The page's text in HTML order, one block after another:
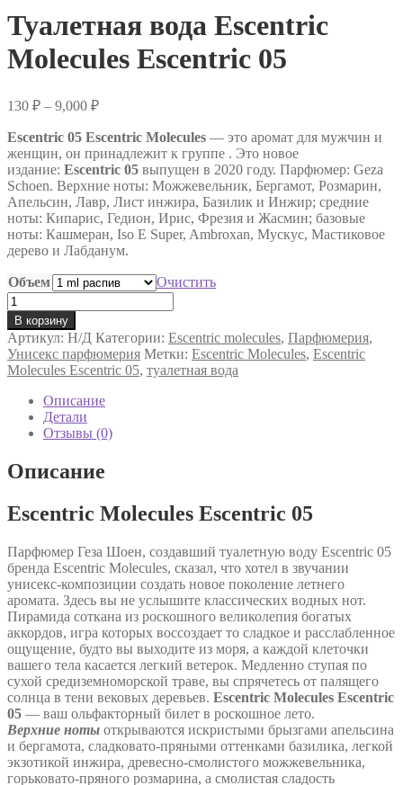
Туалетная вода Escentric
Molecules Escentric 05
130 ₽ – 9,000 ₽Диапазон
130 ₽
–
9,000 ₽
Escentric 05 Escentric Molecules — это аромат для мужчин и
женщин, он принадлежит к группе . Это новое
издание: Escentric 05 выпущен в 2020 году. Парфюмер: Geza
Schoen. Верхние ноты: Можжевельник, Бергамот, Розмарин,
Апельсин, Лавр, Лист инжира, Базилик и Инжир; средние
ноты: Кипарис, Гедион, Ирис, Фрезия и Жасмин; базовые
ноты: Кашмеран, Iso E Super, Ambroxan, Мускус, Мастиковое
дерево и Лабданум.
Объем
Очистить
Количество
товара
Туалетная
вода
Escentric
Molecules
Escentric
В корзину
Артикул: Н/Д Категории: Escentric molecules, Парфюмерия,
Унисекс парфюмерия Метки: Escentric Molecules, Escentric
Molecules Escentric 05, туалетная вода
Описание
Детали
Отзывы (0)
Описание
Escentric Molecules Escentric 05
Парфюмер Геза Шоен, создавший туалетную воду Escentric 05
бренда Escentric Molecules, сказал, что хотел в звучании
унисекс-композиции создать новое поколение летнего
аромата. Здесь вы не услышите классических водных нот.
Пирамида соткана из роскошного великолепия богатых
аккордов, игра которых воссоздает то сладкое и расслабленное
ощущение, будто вы выходите из моря, а каждой клеточки
вашего тела касается легкий ветерок. Медленно ступая по
сухой средиземноморской траве, вы спрячетесь от палящего
солнца в тени вековых деревьев. Escentric Molecules Escentric
05 — ваш ольфакторный билет в роскошное лето.
Верхние ноты открываются искристыми брызгами апельсина
и бергамота, сладковато-пряными оттенками базилика, легкой
экзотикой инжира, древесно-смолистого можжевельника,
горьковато-пряного розмарина, а смолистая сладость